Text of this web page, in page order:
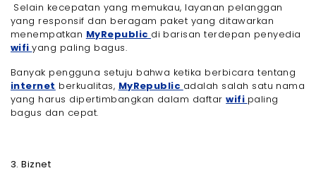
Selain kecepatan yang memukau, layanan pelanggan
yang responsif dan beragam paket yang ditawarkan
menempatkan MyRepublic di barisan terdepan penyedia
wifiyang paling bagus.
Banyak pengguna setuju bahwa ketika berbicara tentang
internet berkualitas, MyRepublic adalah salah satu nama
yang harus dipertimbangkan dalam daftarwifi paling
bagus dan cepat.
3. Biznet